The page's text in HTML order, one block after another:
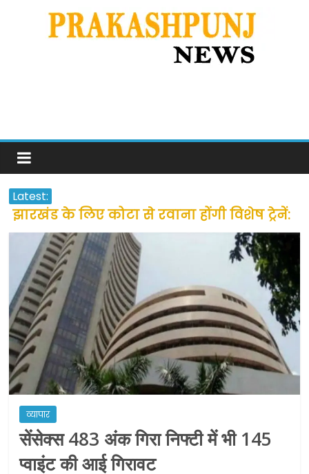
Latest:
झारखंड के लिए कोटा से रवाना होंगी विशेष ट्रेनें:
सीएम हेमंत सोरेन
उत्तराखंड के अन्य राज्यों में फंसे लोगों की जल्द
होगी घर वापसी
प्रवासियों व मजदूरों को दी गई छूट के बाद लोगो
ने कराया पंजीयन: राजस्थान सरकार
शराब और पान की दुकानों को ग्रीन जोन में
खोलने की मिली इजाजत: गृह मंत्रालय
दो हफ्ते के लिए बढ़ाया लॉकडाउन: गृह मंत्रालय
व्यापार
सेंसेक्स 483 अंक गिरा निफ्टी में भी 145
प्वाइंट की आई गिरावट